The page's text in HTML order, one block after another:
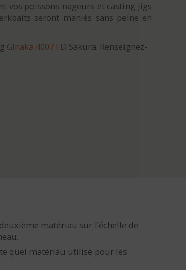
vos poissons nageurs et casting jigs
seront maniés sans peine en
Ginaka 4007 FD Sakura. Renseignez-
matériau sur l’échelle de
quel matériau utilisé pour les